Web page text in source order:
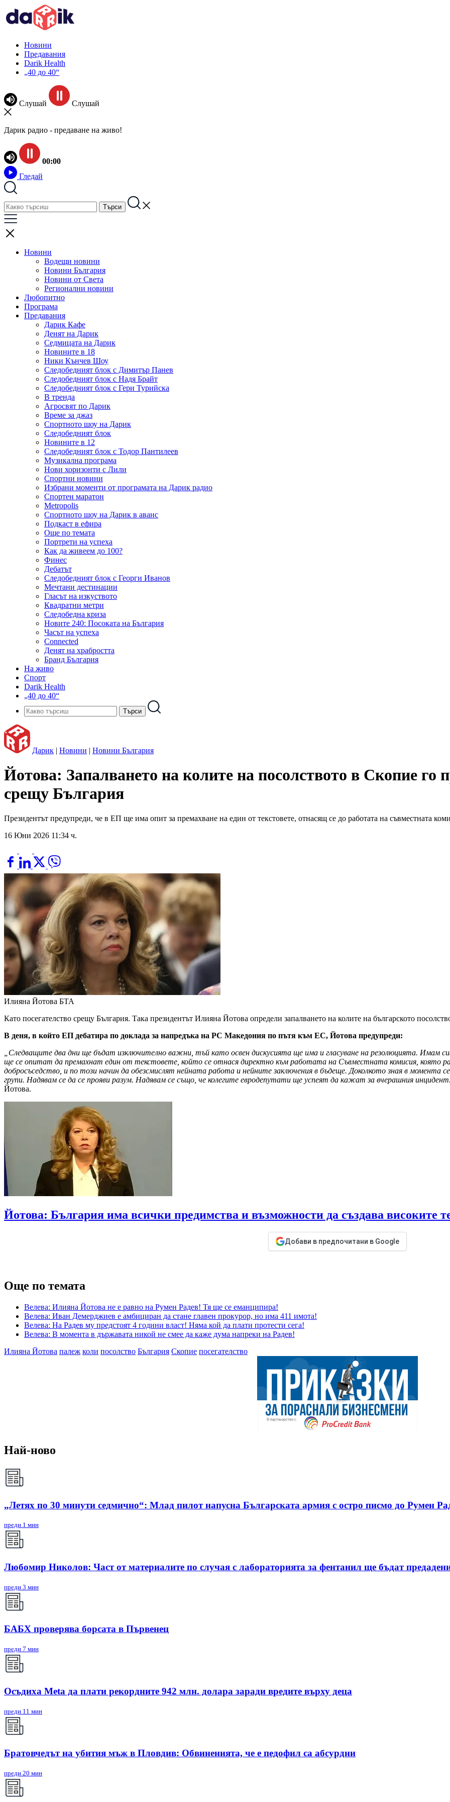
Новини
Предавания
Darik Health
„40 до 40“
Слушай Слушай
Дарик радио - предаване на живо!
00:00
Гледай
Новини
Водещи новини
Новини България
Новини от Света
Регионални новини
Любопитно
Програма
Предавания
Дарик Кафе
Денят на Дарик
Седмицата на Дарик
Новините в 18
Ники Кънчев Шоу
Следобедният блок с Димитър Панев
Следобедният блок с Надя Брайт
Следобедният блок с Гери Турийска
В тренда
Агросвят по Дарик
Време за джаз
Спортното шоу на Дарик
Следобедният блок
Новините в 12
Следобедният блок с Тодор Пантилеев
Музикална програма
Нови хоризонти с Лили
Спортни новини
Избрани моменти от програмата на Дарик радио
Спортен маратон
Metropolis
Спортното шоу на Дарик в аванс
Подкаст в ефира
Още по темата
Портрети на успеха
Как да живеем до 100?
Финес
Дебатът
Следобедният блок с Георги Иванов
Мечтани дестинации
Гласът на изкуството
Квадратни метри
Следобедна криза
Новите 240: Посоката на България
Часът на успеха
Connected
Денят на храбростта
Бранд България
На живо
Спорт
Darik Health
„40 до 40“
Дарик | Новини | Новини България
Йотова: Запалването на колите на посолството в Скопие го
срещу България
Президентът предупреди, че в ЕП ще има опит за премахване на един от текстовете, отнасящ се до работата на съвместната
16 Юни 2026 11:34 ч.
Илияна Йотова БТА
Като посегателство срещу България. Така президентът Илияна Йотова определи запалването на колите на българското
В деня, в който ЕП дебатира по доклада за напредъка на РС Македония по пътя към ЕС, Йотова предупреди:
„Следващите два дни ще бъдат изключително важни, тъй като освен дискусията ще има и гласуване на резолюцията. Имам
ще се опитат да премахнат един от текстовете, който се отнася директно към работата на Съвместната комисия, която
добросъседство, и по този начин да обезсмислят нейната работа и нейните заключения в бъдеще. Доколкото зная в
групи. Надявам се да се прояви разум. Надявам се също, че колегите евродепутати ще успеят да кажат за вчерашния
Йотова.
Йотова: България има всички предимства и възможности да създава високите
Добави в предпочитани в Google
Още по темата
Велева: Илияна Йотова не е равно на Румен Радев! Тя ще се еманципира!
Велева: Иван Демерджиев е амбициран да стане главен прокурор, но има 411 имота!
Велева: На Радев му предстоят 4 години власт! Няма кой да плати протести сега!
Велева: В момента в държавата никой не смее да каже дума напреки на Радев!
Илияна Йотова палеж коли посолство България Скопие посегателство
Най-ново
„Летях по 30 минути седмично“: Млад пилот напусна Българската армия с остро писмо до Румен
преди 1 мин
Любомир Николов: Част от материалите по случая с лабораторията за фентанил ще бъдат
преди 3 мин
БАБХ проверява борсата в Първенец
преди 7 мин
Осъдиха Meta да плати рекордните 942 млн. долара заради вредите върху деца
преди 11 мин
Братовчедът на убития мъж в Пловдив: Обвиненията, че е педофил са абсурдни
преди 20 мин